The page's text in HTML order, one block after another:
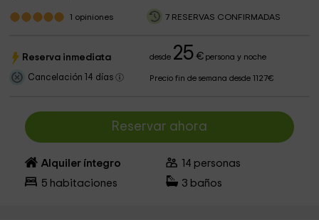
1 opiniones 7 RESERVAS CONFIRMADAS
Reserva inmediata desde 25 €persona y noche
Cancelación 14 días Precio fin de semana desde 1127€
Reservar ahora
Alquiler íntegro 14 personas
5 habitaciones 3 baños